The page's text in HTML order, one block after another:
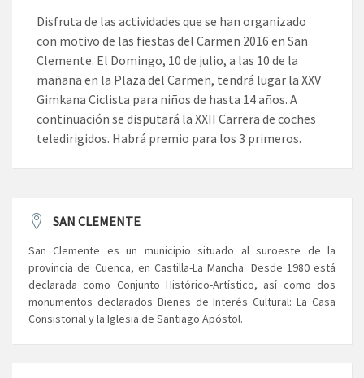
Disfruta de las actividades que se han organizado
con motivo de las fiestas del Carmen 2016 en San
Clemente. El Domingo, 10 de julio, a las 10 de la
mañana en la Plaza del Carmen, tendrá lugar la XXV
Gimkana Ciclista para niños de hasta 14 años. A
continuación se disputará la XXII Carrera de coches
teledirigidos. Habrá premio para los 3 primeros.
SAN CLEMENTE
San Clemente es un municipio situado al suroeste de la
provincia de Cuenca, en Castilla-La Mancha. Desde 1980 está
declarada como Conjunto Histórico-Artístico, así como dos
monumentos declarados Bienes de Interés Cultural: La Casa
Consistorial y la Iglesia de Santiago Apóstol.